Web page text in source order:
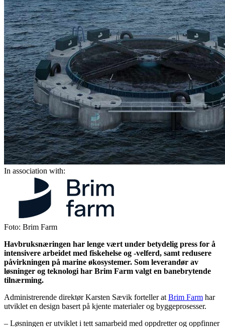
In association with:
Foto: Brim Farm
Havbruksnæringen har lenge vært under betydelig press for å
intensivere arbeidet med fiskehelse og -velferd, samt redusere
påvirkningen på marine økosystemer. Som leverandør av
løsninger og teknologi har Brim Farm valgt en banebrytende
tilnærming.
Administrerende direktør Karsten Sævik forteller at Brim Farm har
utviklet en design basert på kjente materialer og byggeprosesser.
– Løsningen er utviklet i tett samarbeid med oppdretter og oppfinner